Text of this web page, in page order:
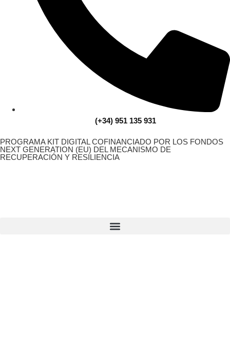
(+34) 951 135 931
PROGRAMA KIT DIGITAL COFINANCIADO POR LOS FONDOS
NEXT GENERATION (EU) DEL MECANISMO DE
RECUPERACIÓN Y RESILIENCIA